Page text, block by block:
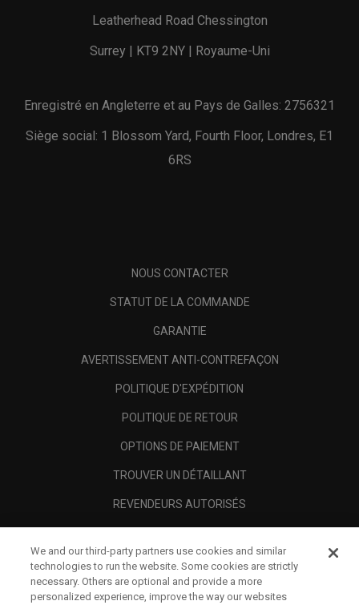
Leatherhead Road Chessington
Surrey | KT9 2NY | Royaume-Uni
Enregistré en Angleterre et au Pays de Galles: 2756321
Siège social: 1 Blossom Yard, Fourth Floor, Londres, E1
6RS
NOUS CONTACTER
STATUT DE LA COMMANDE
GARANTIE
AVERTISSEMENT ANTI-CONTREFAÇON
POLITIQUE D'EXPÉDITION
POLITIQUE DE RETOUR
OPTIONS DE PAIEMENT
TROUVER UN DÉTAILLANT
REVENDEURS AUTORISÉS
A PROPOS
MENTIONS LÉGALES
We and our third-party partners use cookies and similar
technologies to run the website. Some cookies are strictly
necessary. Others are optional and provide a more
personalized experience, improve the way our websites